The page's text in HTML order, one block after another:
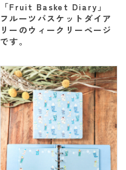
「Fruit Basket Diary」
フルーツバスケットダイア
リーのウィークリーページ
です。